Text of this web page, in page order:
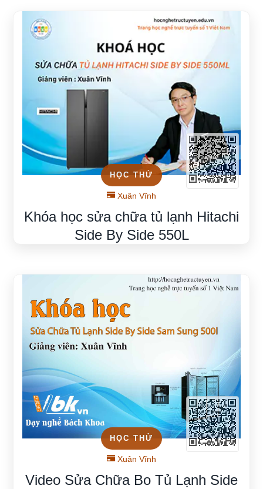
HỌC THỬ
Xuân Vĩnh
Khóa học sửa chữa tủ lạnh Hitachi
Side By Side 550L
HỌC THỬ
Xuân Vĩnh
Video Sửa Chữa Bo Tủ Lạnh Side